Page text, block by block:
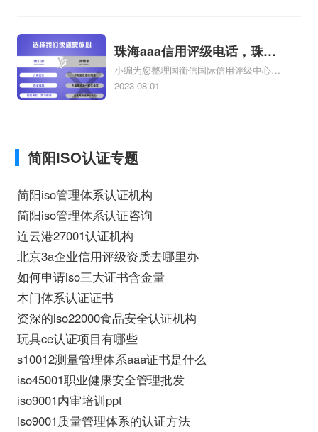
情可查看下方正文！
珠海aaa信用评级电话，珠海
aaa信用评级
小编为您整理国衡信国际信用评级中心
AAA信用评级是什么，AAA信用评级专业
证知识，详情可查看下方正文！
2023-08-01
简阳ISO认证专题
简阳iso管理体系认证机构
简阳iso管理体系认证咨询
连云港27001认证机构
北京3a企业信用评级资质去哪里办
如何申请iso三大证书含金量
木门体系认证证书
资深的iso22000食品安全认证机构
玩具ce认证项目有哪些
s10012测量管理体系aaa证书是什么
iso45001职业健康安全管理批发
iso9001内审培训ppt
iso9001质量管理体系的认证方法